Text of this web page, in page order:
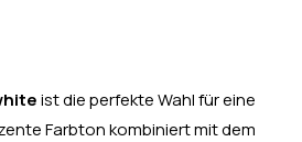
ist die perfekte Wahl für eine
Farbton kombiniert mit dem